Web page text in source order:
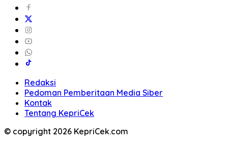
Redaksi
Pedoman Pemberitaan Media Siber
Kontak
Tentang KepriCek
© copyright 2026 KepriCek.com